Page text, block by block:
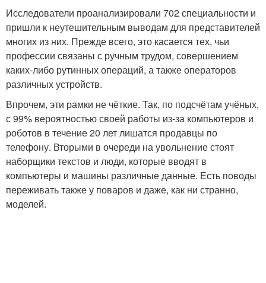
Исследователи проанализировали 702 специальности и
пришли к неутешительным выводам для представителей
многих из них. Прежде всего, это касается тех, чьи
профессии связаны с ручным трудом, совершением
каких-либо рутинных операций, а также операторов
различных устройств.
Впрочем, эти рамки не чёткие. Так, по подсчётам учёных,
с 99% вероятностью своей работы из-за компьютеров и
роботов в течение 20 лет лишатся продавцы по
телефону. Вторыми в очереди на увольнение стоят
наборщики текстов и люди, которые вводят в
компьютеры и машины различные данные. Есть поводы
переживать также у поваров и даже, как ни странно,
моделей.